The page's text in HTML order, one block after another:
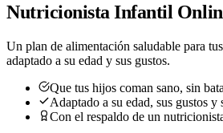
Nutricionista Infantil
Un plan de alimentación saludable para
adaptado a su edad y sus gustos.
Que tus hijos coman sano, sin
Adaptado a su edad, sus gustos y
Con el respaldo de un